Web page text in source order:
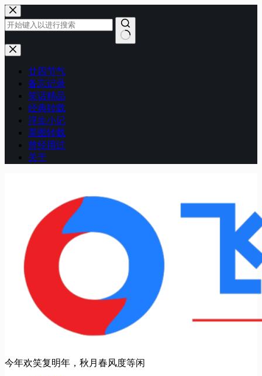
跳
至
内
容
无
廿四节气
备忘记录
笑话精品
经典转载
浮生小记
美图转载
曾经用过
关于
今年欢笑复明年，秋月春风度等闲